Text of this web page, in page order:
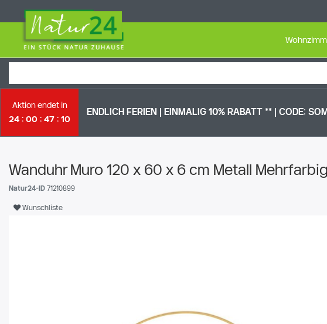
Aktion endet in
24
00 47 09
ENDLICH FERIEN | EI NMALIG 10% RABATT ** |CODE:
Wanduhr Muro 120 x 60 x 6 cm Metall Mehrfarbig
Natur24-ID 71210899
Wunschliste